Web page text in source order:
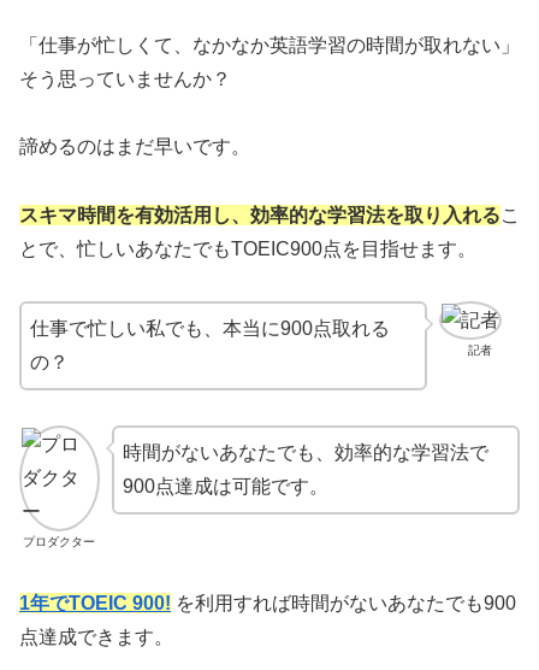
「仕事が忙しくて、なかなか英語学習の時間が取れない」
そう思っていませんか？
諦めるのはまだ早いです。
スキマ時間を有効活用し、効率的な学習法を取り入れるこ
とで、忙しいあなたでもTOEIC900点を目指せます。
記者
仕事で忙しい私でも、本当に900点取れる
の？
プロダクター
時間がないあなたでも、効率的な学習法で
900点達成は可能です。
1年でTOEIC 900! を利用すれば時間がないあなたでも900
点達成できます。